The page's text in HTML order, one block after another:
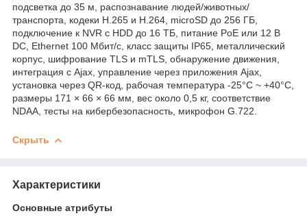
подсветка до 35 м, распознавание людей/животных/
транспорта, кодеки H.265 и H.264, microSD до 256 ГБ,
подключение к NVR с HDD до 16 ТБ, питание PoE или 12 В
DC, Ethernet 100 Мбит/с, класс защиты IP65, металлический
корпус, шифрование TLS и mTLS, обнаружение движения,
интеграция с Ajax, управление через приложения Ajax,
установка через QR-код, рабочая температура -25°C ~ +40°C,
размеры 171 × 66 × 66 мм, вес около 0,5 кг, соответствие
NDAA, тесты на кибербезопасность, микрофон G.722.
Скрыть
Характеристики
Основные атрибуты